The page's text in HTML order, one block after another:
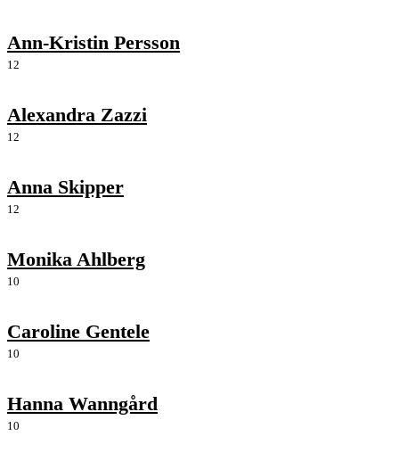
Ann-Kristin Persson
12
Alexandra Zazzi
12
Anna Skipper
12
Monika Ahlberg
10
Caroline Gentele
10
Hanna Wanngård
10